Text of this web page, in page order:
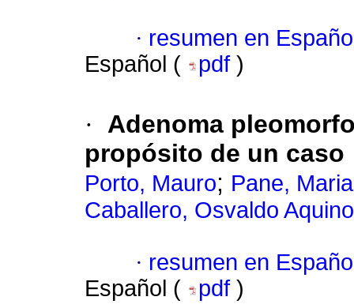
· resumen en
Español (
pdf )
·
Adenoma
propósito de un caso
Porto, Mauro; Pane,
Caballero, Osvaldo Aquino
· resumen en
Español (
pdf )